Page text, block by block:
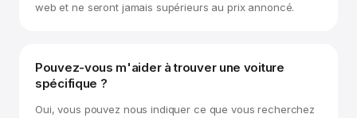
web et ne seront jamais supérieurs au prix annoncé.
Pouvez-vous m'aider à trouver une voiture
spécifique ?
Oui, vous pouvez nous indiquer ce que vous recherchez